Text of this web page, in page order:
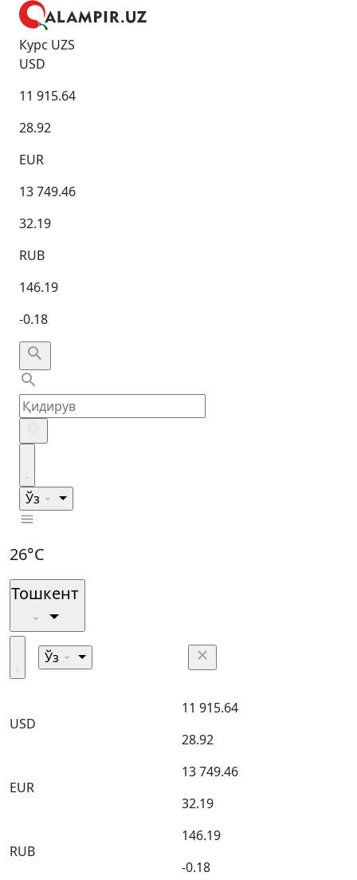
Курс UZS
USD
11 915.64
28.92
EUR
13 749.46
32.19
RUB
146.19
-0.18
Ўз
26°C
Тошкент
Ўз
USD
11 915.64
28.92
EUR
13 749.46
32.19
RUB
146.19
-0.18